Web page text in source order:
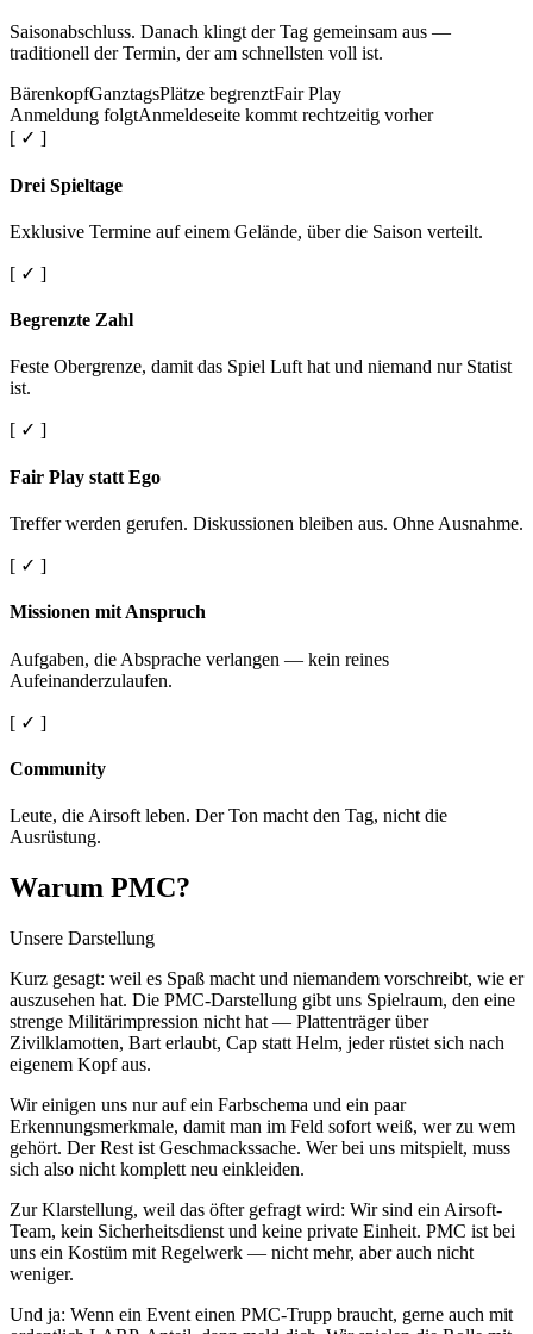
Saisonabschluss. Danach klingt der Tag gemeinsam aus —
traditionell der Termin, der am schnellsten voll ist.
BärenkopfGanztagsPlätze begrenztFair Play
Anmeldung folgtAnmeldeseite kommt rechtzeitig vorher
[ ✓ ]
Drei Spieltage
Exklusive Termine auf einem Gelände, über die Saison verteilt.
[ ✓ ]
Begrenzte Zahl
Feste Obergrenze, damit das Spiel Luft hat und niemand nur Statist
ist.
[ ✓ ]
Fair Play statt Ego
Treffer werden gerufen. Diskussionen bleiben aus. Ohne Ausnahme.
[ ✓ ]
Missionen mit Anspruch
Aufgaben, die Absprache verlangen — kein reines
Aufeinanderzulaufen.
[ ✓ ]
Community
Leute, die Airsoft leben. Der Ton macht den Tag, nicht die
Ausrüstung.
Warum PMC?
Unsere Darstellung
Kurz gesagt: weil es Spaß macht und niemandem vorschreibt, wie er
auszusehen hat. Die PMC-Darstellung gibt uns Spielraum, den eine
strenge Militärimpression nicht hat — Plattenträger über
Zivilklamotten, Bart erlaubt, Cap statt Helm, jeder rüstet sich nach
eigenem Kopf aus.
Wir einigen uns nur auf ein Farbschema und ein paar
Erkennungsmerkmale, damit man im Feld sofort weiß, wer zu wem
gehört. Der Rest ist Geschmackssache. Wer bei uns mitspielt, muss
sich also nicht komplett neu einkleiden.
Zur Klarstellung, weil das öfter gefragt wird: Wir sind ein Airsoft-
Team, kein Sicherheitsdienst und keine private Einheit. PMC ist bei
uns ein Kostüm mit Regelwerk — nicht mehr, aber auch nicht
weniger.
Und ja: Wenn ein Event einen PMC-Trupp braucht, gerne auch mit